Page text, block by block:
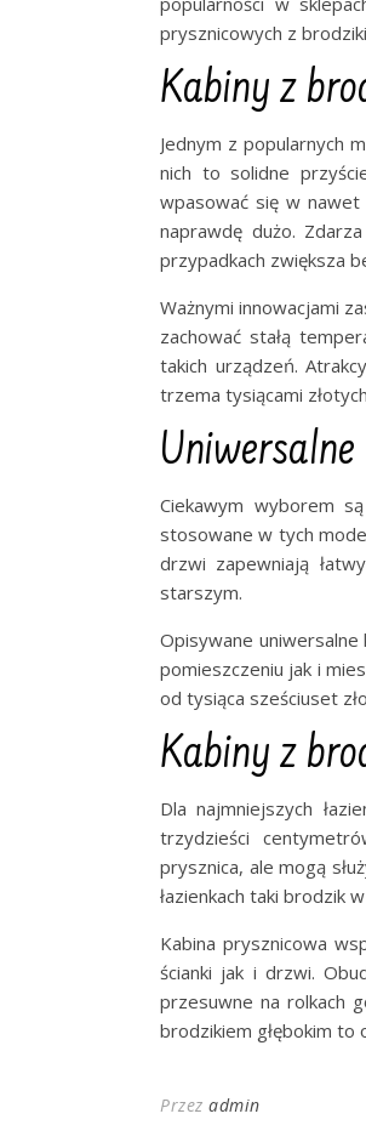
prysznicowych z
Kabiny z
Jednym z popularnych
nich to solidne
wpasować się w
naprawdę dużo.
przypadkach zwiększa
Ważnymi innowacjami
zachować stałą
takich urządzeń.
trzema tysiącami
Ciekawym wyborem są
stosowane w tych
drzwi zapewniają
starszym.
Opisywane
pomieszczeniu jak i
od tysiąca sześciuset
Kabiny z
Dla najmniejszych
trzydzieści
prysznica, ale mogą
łazienkach taki brodzik
Kabina prysznicowa
ścianki jak i drzwi.
przesuwne na rolkach
brodzikiem głębokim to
Przez admin